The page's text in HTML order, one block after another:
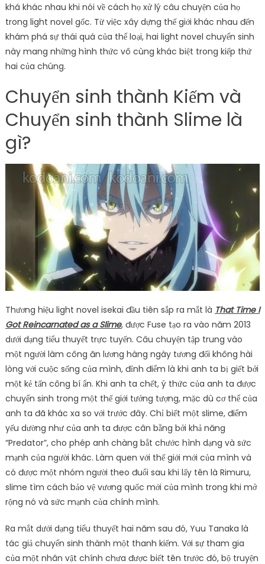
khá khác nhau khi nói về cách họ xử lý câu chuyện của họ
trong light novel gốc. Từ việc xây dựng thế giới khác nhau đến
khám phá sự thái quá của thể loại, hai light novel chuyển sinh
này mang những hình thức vô cùng khác biệt trong kiếp thứ
hai của chúng.
Chuyển sinh thành Kiếm và
Chuyển sinh thành Slime là
gì?
Thương hiệu light novel isekai đầu tiên sắp ra mắt là That Time I
Got Reincarnated as a Slime, được Fuse tạo ra vào năm 2013
dưới dạng tiểu thuyết trực tuyến. Câu chuyện tập trung vào
một người làm công ăn lương hàng ngày tương đối không hài
lòng với cuộc sống của mình, đỉnh điểm là khi anh ta bị giết bởi
một kẻ tấn công bí ẩn. Khi anh ta chết, ý thức của anh ta được
chuyển sinh trong một thế giới tưởng tượng, mặc dù cơ thể của
anh ta đã khác xa so với trước đây. Chỉ biết một slime, điểm
yếu dường như của anh ta được cân bằng bởi khả năng
“Predator”, cho phép anh chàng bắt chước hình dạng và sức
mạnh của người khác. Làm quen với thế giới mới của mình và
có được một nhóm người theo đuổi sau khi lấy tên là Rimuru,
slime tìm cách bảo vệ vương quốc mới của mình trong khi mở
rộng nó và sức mạnh của chính mình.
Ra mắt dưới dạng tiểu thuyết hai năm sau đó, Yuu Tanaka là
tác giả chuyển sinh thành một thanh kiếm. Với sự tham gia
của một nhân vật chính chưa được biết tên trước đó, bộ truyện